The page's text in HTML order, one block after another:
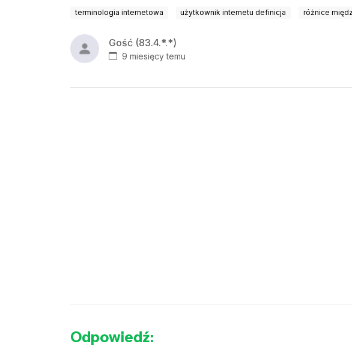
terminologia internetowa użytkownik internetu definicja różnice
Gość (83.4.*.*)
9 miesięcy temu
Odpowiedź: